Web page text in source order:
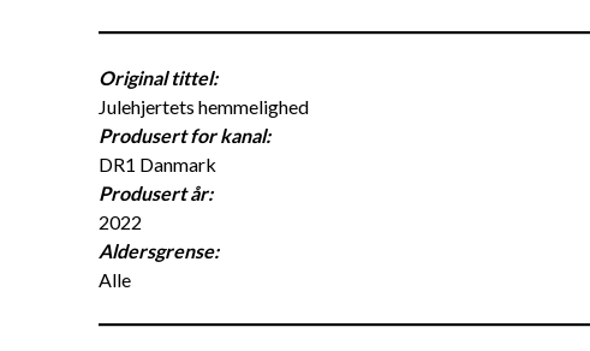
Original tittel:
Julehjertets hemmelighed
Produsert for kanal:
DR1 Danmark
Produsert år:
2022
Aldersgrense:
Alle